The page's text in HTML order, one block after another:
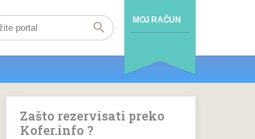
MOJ RAČUN
Zašto rezervisati preko
Kofer.info ?